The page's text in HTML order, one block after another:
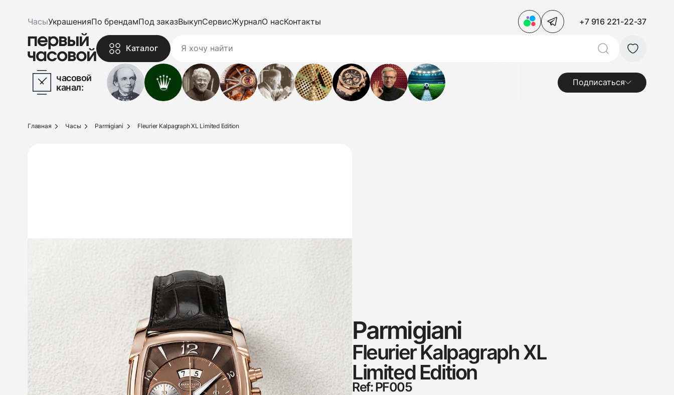
ЧасыУкрашенияПо брендамПод заказВыкупСервисЖурналО насКонтакты +7 916 221-22-37
Каталог
часовой
канал:
Подписаться
Главная Часы Parmigiani Fleurier Kalpagraph XL Limited Edition
Parmigiani
Fleurier Kalpagraph XL
Limited Edition
Ref: PF005